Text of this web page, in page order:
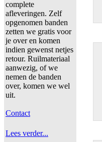
complete
afleveringen. Zelf
opgenomen banden
zetten we gratis voor
je over en komen
indien gewenst netjes
retour. Ruilmateriaal
aanwezig, of we
nemen de banden
over, komen we wel
uit.
Contact
Lees verder...